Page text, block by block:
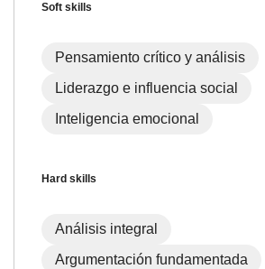
Soft skills
Pensamiento crítico y análisis
Liderazgo e influencia social
Inteligencia emocional
Hard skills
Análisis integral
Argumentación fundamentada